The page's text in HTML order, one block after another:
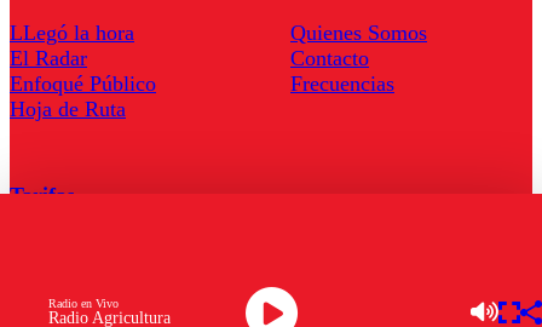
Radio Agricultura
Radio en Vivo
LLegó la hora
El Radar
Enfoqué Público
Hoja de Ruta
Quienes Somos
Contacto
Frecuencias
Tarifas